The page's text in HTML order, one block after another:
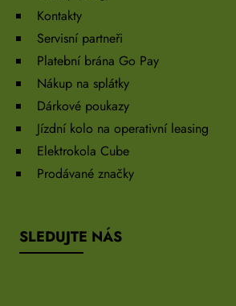
Kontakty
Servisní partneři
Platební brána Go Pay
Nákup na splátky
Dárkové poukazy
Jízdní kolo na operativní leasing
Elektrokola Cube
Prodávané značky
SLEDUJTE NÁS